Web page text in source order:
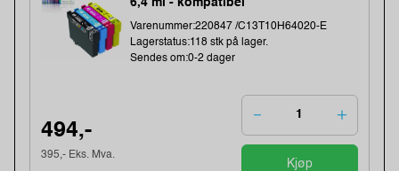
Varenummer:220847 /C13T10H64020-E
Lagerstatus:118 stk på lager.
Sendes om:0-2 dager
494,-
395,- Eks. Mva.
Kjøp